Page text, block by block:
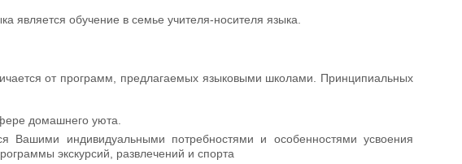
является обучение в семье учителя-носителя языка.
от программ, предлагаемых языковыми школами. Принципиальных
домашнего уюта.
Вашими индивидуальными потребностями и особенностями усвоения
экскурсий, развлечений и спорта